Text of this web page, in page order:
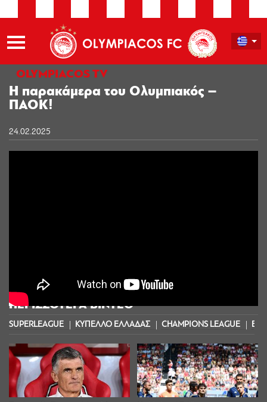
OLYMPIACOS TV
Η παρακάμερα του Ολυμπιακός –
ΠΑΟΚ!
24.02.2025
ΠΕΡΙΣΣΟΤΕΡΑ ΒΙΝΤΕΟ
SUPERLEAGUE ΚΥΠΕΛΛΟ ΕΛΛΑΔΑΣ CHAMPIONS LEAGUE